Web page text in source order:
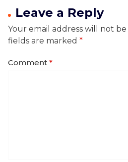
Leave a Reply
Your email address will not
fields are marked *
Comment *